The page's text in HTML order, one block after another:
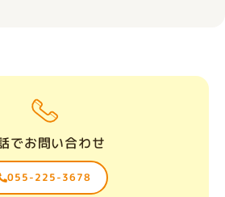
でお問い合わせ
055-225-3678